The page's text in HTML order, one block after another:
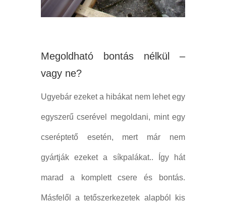
Megoldható bontás nélkül –
vagy ne?
Ugyebár ezeket a hibákat nem lehet egy
egyszerű cserével megoldani, mint egy
cseréptető esetén, mert már nem
gyártják ezeket a síkpalákat.. Így hát
marad a komplett csere és bontás.
Másfelől a tetőszerkezetek alapból kis